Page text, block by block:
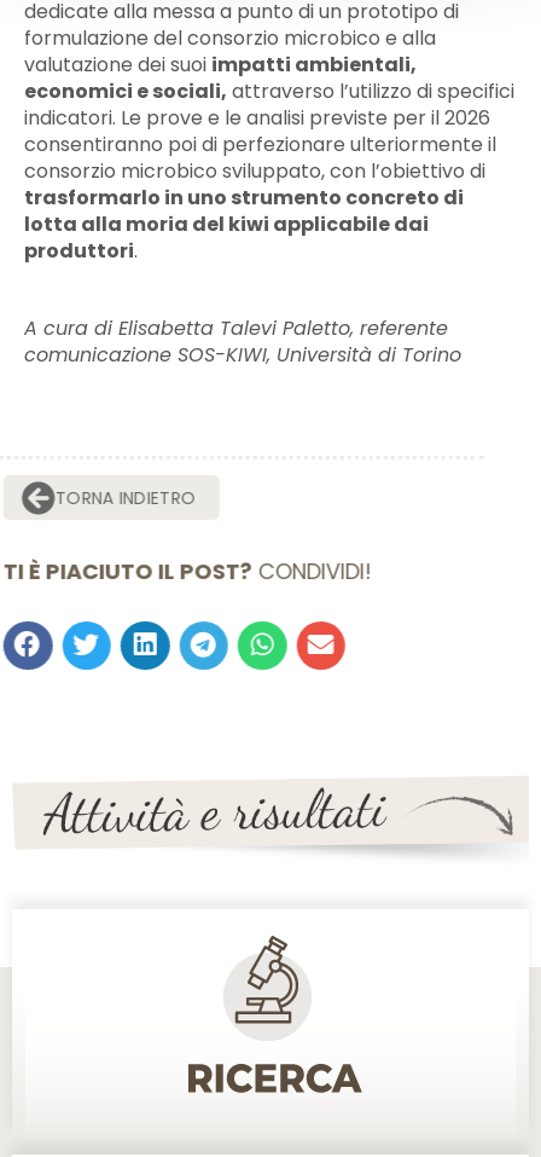
dedicate alla messa a punto di un prototipo di
formulazione del consorzio microbico e alla
valutazione dei suoi impatti ambientali,
economici e sociali, attraverso l’utilizzo di specifici
indicatori. Le prove e le analisi previste per il 2026
consentiranno poi di perfezionare ulteriormente il
consorzio microbico sviluppato, con l’obiettivo di
trasformarlo in uno strumento concreto di
lotta alla moria del kiwi applicabile dai
produttori.
A cura di Elisabetta Talevi Paletto, referente
comunicazione SOS-KIWI, Università di Torino
TORNA INDIETRO
TI È PIACIUTO IL POST?CONDIVIDI!